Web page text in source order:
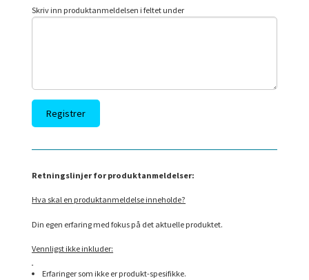
Skriv inn produktanmeldelsen i feltet under
Retningslinjer for produktanmeldelser:
Hva skal en produktanmeldelse inneholde?
Din egen erfaring med fokus på det aktuelle produktet.
Vennligst ikke inkluder:
Erfaringer som ikke er produkt-spesifikke.